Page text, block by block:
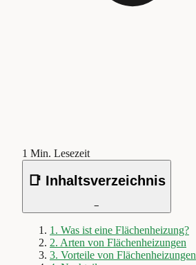
1 Min. Lesezeit
📑 Inhaltsverzeichnis
−
1 . Was ist eine Flächenheizung?
2. Arten von Flächenheizungen
3. Vorteile von Flächenheizungen